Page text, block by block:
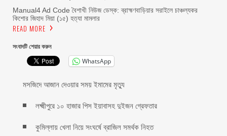
Manual4 Ad Code বৈশাখী নিউজ ডেস্ক: ব্রাহ্মণবাড়িয়ার সরাইলে চাঞ্চল্যকর
কিশোর জিহাদ মিয়া (১৫) হত্যা মামলার
READ MORE
সংবাদটি শেয়ার করুন
WhatsApp
মসজিদে আজান দেওয়ার সময় ইমামের মৃত্যু
লক্ষ্মীপুরে ১০ হাজার পিস ইয়াবাসহ দুইজন গ্রেফতার
কুমিল্লায় খেলা নিয়ে সংঘর্ষে ব্রাজিল সমর্থক নিহত